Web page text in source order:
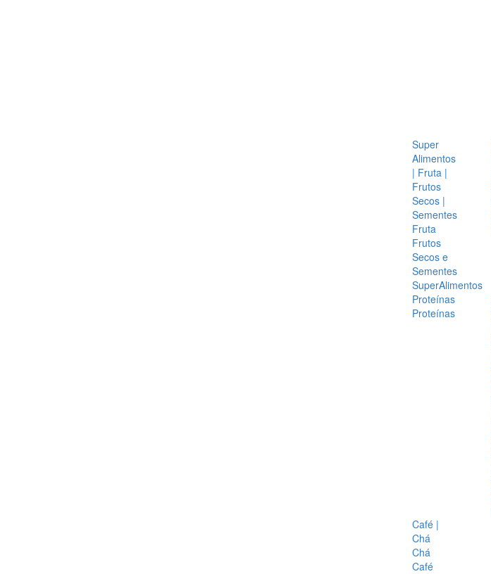
Super
Alimentos
| Fruta |
Frutos
Secos |
Sementes
Fruta
Frutos
Secos e
Sementes
SuperAlimentos
Proteínas
Proteínas
Café |
Chá
Chá
Café